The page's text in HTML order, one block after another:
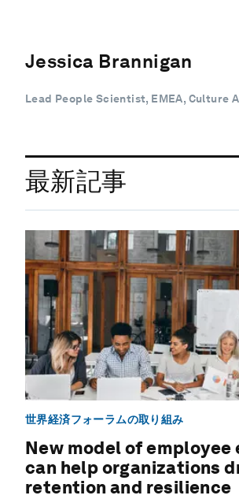
Jessica Brannigan
Lead People Scientist, EMEA, Culture
最新記事
世界経済フォーラムの取り組み
New model of employee
can help organizations
retention and resilience